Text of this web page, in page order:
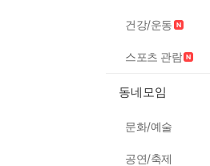
건강/운동
스포츠 관람
동네모임
문화/예술
공연/축제